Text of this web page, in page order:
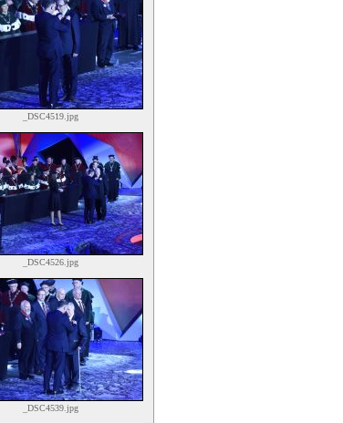
_DSC4519.jpg
_DSC4526.jpg
_DSC4539.jpg